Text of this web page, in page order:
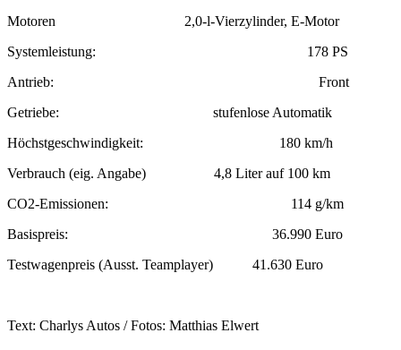
Motoren 2,0-l-Vierzylinder, E-Motor
Systemleistung: 178 PS
Antrieb: Front
Getriebe: stufenlose Automatik
Höchstgeschwindigkeit: 180 km/h
Verbrauch (eig. Angabe) 4,8 Liter auf 100 km
CO2-Emissionen: 114 g/km
Basispreis: 36.990 Euro
Testwagenpreis (Ausst. Teamplayer) 41.630 Euro
Text: Charlys Autos / Fotos: Matthias Elwert